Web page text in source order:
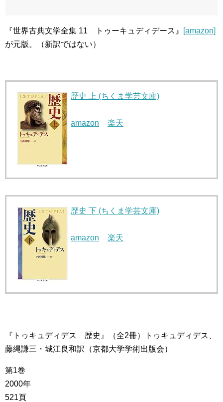
『世界古典文学全集 11 トゥーキュディデース』
[amazon]
が元版。（新訳ではない）
歴史 上 (ちくま学芸文庫)
amazon 楽天
歴史 下 (ちくま学芸文庫)
amazon 楽天
『トゥキュディデス 歴史』（全2冊）トゥキュディデス、
藤縄謙三・城江良和訳（京都大学学術出版会）
第1巻
2000年
521頁